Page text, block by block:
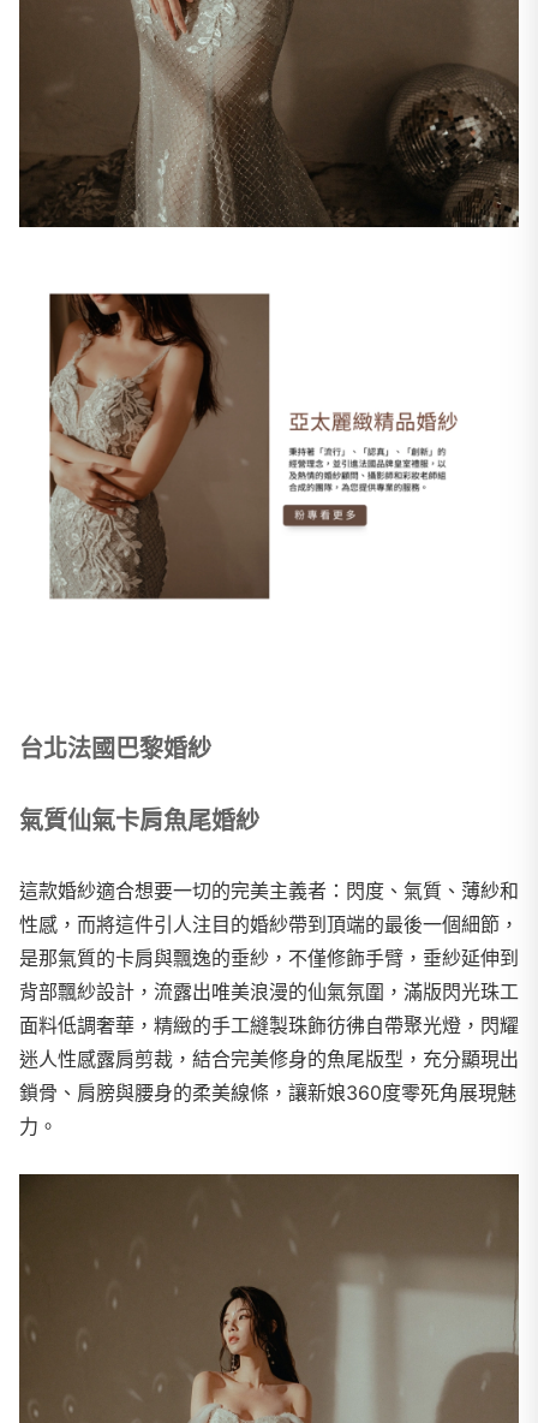
台北法國巴黎婚紗
氣質仙氣卡肩魚尾婚紗
這款婚紗適合想要一切的完美主義者：閃度、氣質、薄紗和
性感，而將這件引人注目的婚紗帶到頂端的最後一個細節，
是那氣質的卡肩與飄逸的垂紗，不僅修飾手臂，垂紗延伸到
背部飄紗設計，流露出唯美浪漫的仙氣氛圍，滿版閃光珠工
面料低調奢華，精緻的手工縫製珠飾彷彿自帶聚光燈，閃耀
迷人性感露肩剪裁，結合完美修身的魚尾版型，充分顯現出
鎖骨、肩膀與腰身的柔美線條，讓新娘360度零死角展現魅
力。